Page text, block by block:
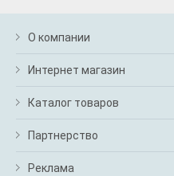
О компании
Интернет магазин
Каталог товаров
Партнерство
Реклама